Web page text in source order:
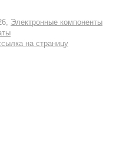
Электронные компоненты
на страницу